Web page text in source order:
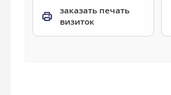
заказать печать
визиток